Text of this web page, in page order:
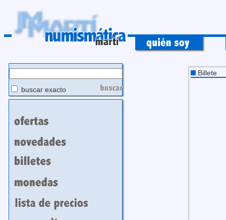
buscar exacto
Billete